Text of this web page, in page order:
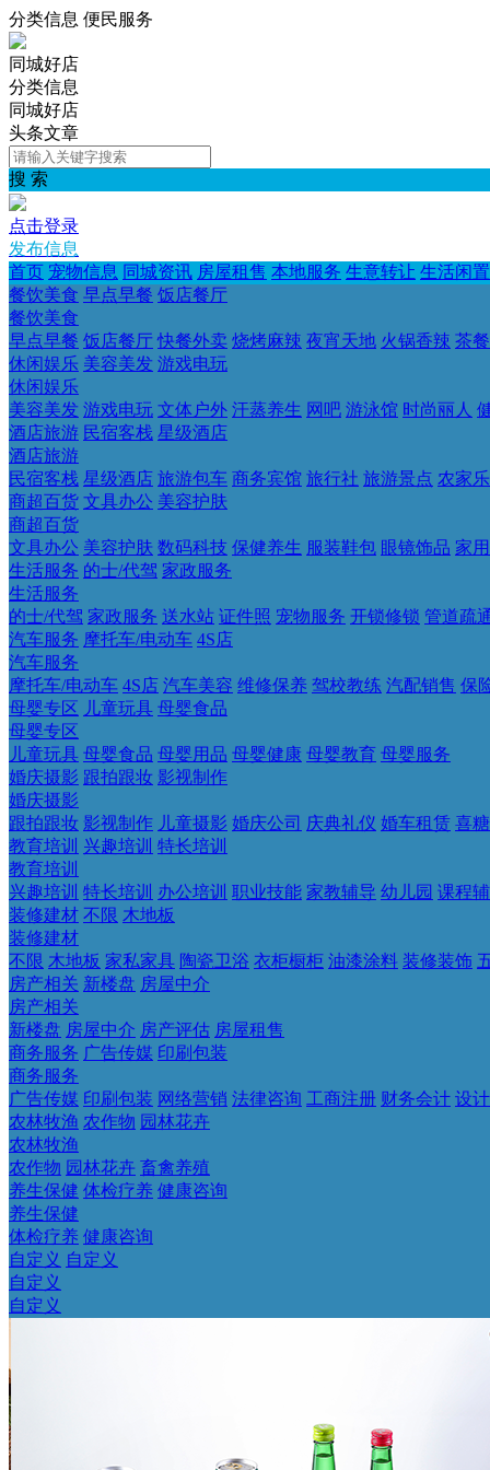
分类信息 便民服务
同城好店
分类信息
同城好店
头条文章
搜 索
点击登录
发布信息
首页 宠物信息 同城资讯 房屋租售 本地服务 生意转让 生活闲置
餐饮美食 早点早餐 饭店餐厅
餐饮美食
早点早餐 饭店餐厅 快餐外卖 烧烤麻辣 夜宵天地 火锅香辣 茶
休闲娱乐 美容美发 游戏电玩
休闲娱乐
美容美发 游戏电玩 文体户外 汗蒸养生 网吧 游泳馆 时尚丽人
酒店旅游 民宿客栈 星级酒店
酒店旅游
民宿客栈 星级酒店 旅游包车 商务宾馆 旅行社 旅游景点 农家乐
商超百货 文具办公 美容护肤
商超百货
文具办公 美容护肤 数码科技 保健养生 服装鞋包 眼镜饰品 家
生活服务 的士/代驾 家政服务
生活服务
的士/代驾 家政服务 送水站 证件照 宠物服务 开锁修锁 管道疏
汽车服务 摩托车/电动车 4S店
汽车服务
摩托车/电动车 4S店 汽车美容 维修保养 驾校教练 汽配销售 保
母婴专区 儿童玩具 母婴食品
母婴专区
儿童玩具 母婴食品 母婴用品 母婴健康 母婴教育 母婴服务
婚庆摄影 跟拍跟妆 影视制作
婚庆摄影
跟拍跟妆 影视制作 儿童摄影 婚庆公司 庆典礼仪 婚车租赁 喜
教育培训 兴趣培训 特长培训
教育培训
兴趣培训 特长培训 办公培训 职业技能 家教辅导 幼儿园 课程
装修建材 不限 木地板
装修建材
不限 木地板 家私家具 陶瓷卫浴 衣柜橱柜 油漆涂料 装修装饰
房产相关 新楼盘 房屋中介
房产相关
新楼盘 房屋中介 房产评估 房屋租售
商务服务 广告传媒 印刷包装
商务服务
广告传媒 印刷包装 网络营销 法律咨询 工商注册 财务会计 设
农林牧渔 农作物 园林花卉
农林牧渔
农作物 园林花卉 畜禽养殖
养生保健 体检疗养 健康咨询
养生保健
体检疗养 健康咨询
自定义 自定义
自定义
自定义